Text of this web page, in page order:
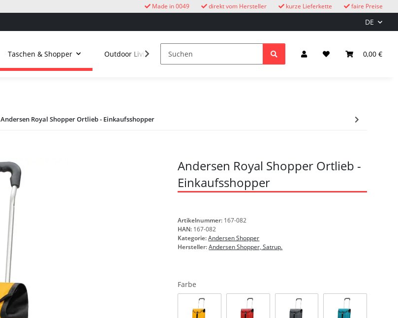
faire Preise
kurze Lieferkette
direkt vom Hersteller
Made in 0049
DE
0,00 €
Taschen & Shopper Outdoor Living Kuckucksuhren Kinder Licht & Elektro
Andersen Royal Shopper Ortlieb - Einkaufsshopper
Andersen Royal Shopper Ortlieb -
Einkaufsshopper
Artikelnummer: 167-082
HAN: 167-082
Kategorie:Andersen Shopper
Hersteller:Andersen Shopper, Satrup.
Farbe